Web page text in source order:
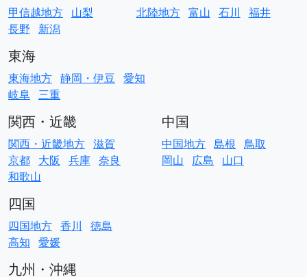
甲信越地方 山梨
長野
新潟
北陸地方 富山 石川 福井
東海
東海地方 静岡・伊豆 愛知
岐阜 三重
関西・近畿
関西・近畿地方 滋賀
京都 大阪 兵庫 奈良
和歌山
中国
中国地方 島根 鳥取
岡山
広島 山口
四国
四国地方 香川
徳島
高知 愛媛
九州・沖縄